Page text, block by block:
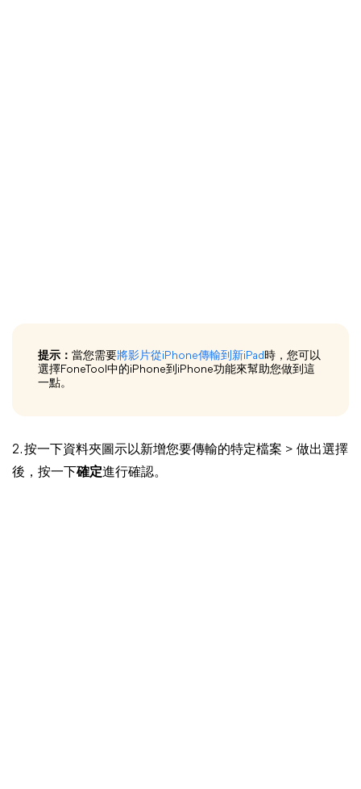
提示： 當您需要將影片從iPhone傳輸到新iPad時，您可以
選擇FoneTool中的iPhone到iPhone功能來幫助您做到這
一點。
2. 按一下資料夾圖示以新增您要傳輸的特定檔案 > 做出選擇
後，按一下確定進行確認。